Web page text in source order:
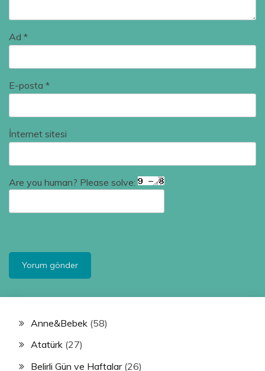
Ad *
E-posta *
İnternet sitesi
Are you human? Please solve:
Anne&Bebek (58)
Atatürk (27)
Belirli Gün ve Haftalar(26)